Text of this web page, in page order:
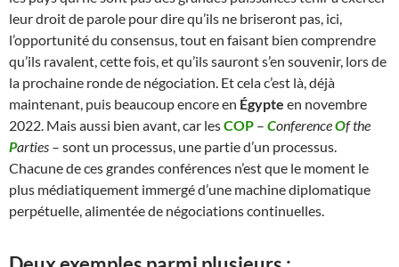
leur droit de parole pour dire qu’ils ne briseront pas, ici,
l’opportunité du consensus, tout en faisant bien comprendre
qu’ils ravalent, cette fois, et qu’ils sauront s’en souvenir, lors de
la prochaine ronde de négociation. Et cela c’est là, déjà
maintenant, puis beaucoup encore en Égypte en novembre
2022. Mais aussi bien avant, car lesCOP – ConferenceOf the
Parties – sont un processus, une partie d’un processus.
Chacune de ces grandes conférences n’est que le moment le
plus médiatiquement immergé d’une machine diplomatique
perpétuelle, alimentée de négociations continuelles.